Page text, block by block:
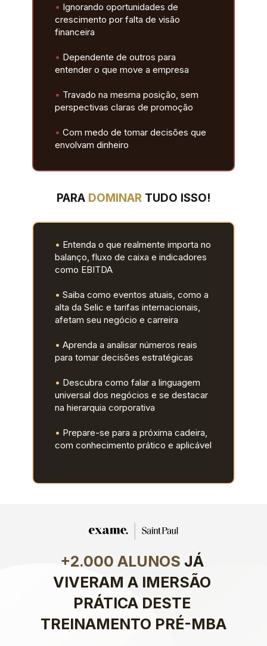
PARA DOMINAR TUDO ISSO!
• Ignorando oportunidades de
crescimento por falta de visão
financeira
• Dependente de outros para
entender o que move a empresa
• Travado na mesma posição, sem
perspectivas claras de promoção
• Com medo de tomar decisões que
envolvam dinheiro
• Entenda o que realmente importa no
balanço, fluxo de caixa e indicadores
como EBITDA
• Saiba como eventos atuais, como a
alta da Selic e tarifas internacionais,
afetam seu negócio e carreira
• Aprenda a analisar números reais
para tomar decisões estratégicas
• Descubra como falar a linguagem
universal dos negócios e se destacar
na hierarquia corporativa
• Prepare-se para a próxima cadeira,
com conhecimento prático e aplicável
+2.000 ALUNOS JÁ
VIVERAM A IMERSÃO
PRÁTICA DESTE
TREINAMENTO PRÉ-MBA